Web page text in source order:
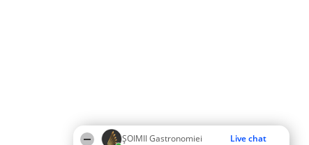
ȘOIMII Gastronomiei Live chat